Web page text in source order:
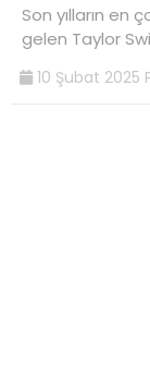
Son yılların en
gelen Taylor
10 Şubat 2025